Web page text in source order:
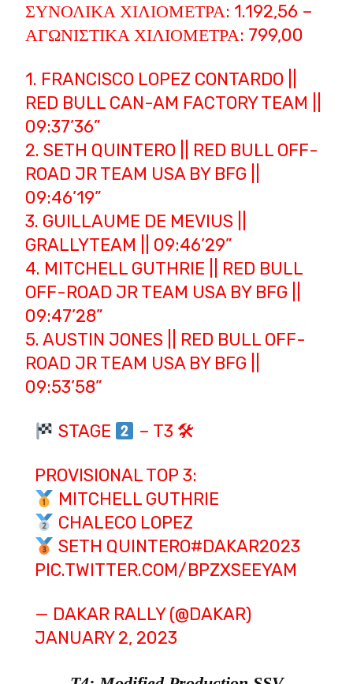
ΣΥΝΟΛΙΚΆ ΧΙΛΙΌΜΕΤΡΑ: 1.192,56 –
ΑΓΩΝΙΣΤΙΚΆ ΧΙΛΙΌΜΕΤΡΑ: 799,00
1. FRANCISCO LOPEZ CONTARDO ||
RED BULL CAN-AM FACTORY TEAM ||
09:37’36”
2. SETH QUINTERO || RED BULL OFF-
ROAD JR TEAM USA BY BFG ||
09:46’19”
3. GUILLAUME DE MEVIUS ||
GRALLYTEAM || 09:46’29”
4. MITCHELL GUTHRIE || RED BULL
OFF-ROAD JR TEAM USA BY BFG ||
09:47’28”
5. AUSTIN JONES || RED BULL OFF-
ROAD JR TEAM USA BY BFG ||
09:53’58”
STAGE – T3 🛠
PROVISIONAL TOP 3:
MITCHELL GUTHRIE
CHALECO LOPEZ
SETH QUINTERO#DAKAR2023
PIC.TWITTER.COM/BPZXSEEYAM
— DAKAR RALLY (@DAKAR)
JANUARY 2, 2023